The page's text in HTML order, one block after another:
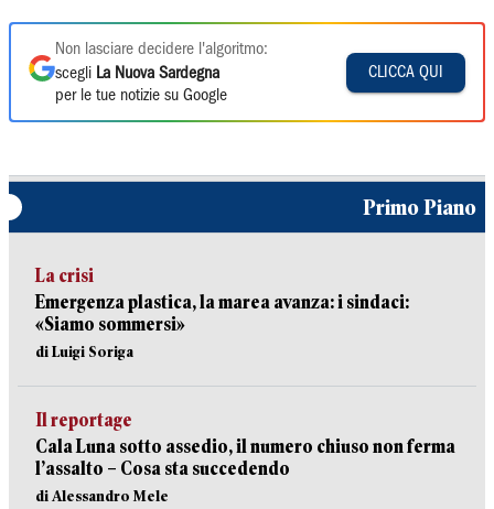
Non lasciare decidere l'algoritmo:
scegli La Nuova Sardegna
per le tue notizie su Google
CLICCA QUI
Primo Piano
La crisi
Emergenza plastica, la marea avanza: i sindaci:
«Siamo sommersi»
di Luigi Soriga
Il reportage
Cala Luna sotto assedio, il numero chiuso non ferma
l’assalto – Cosa sta succedendo
di Alessandro Mele